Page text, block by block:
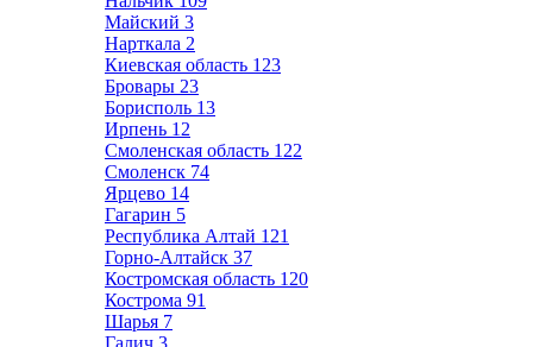
Майский 3
Нарткала 2
Киевская область 123
Бровары 23
Борисполь 13
Ирпень 12
Смоленская область 122
Смоленск 74
Ярцево 14
Гагарин 5
Республика Алтай 121
Горно-Алтайск 37
Костромская область 120
Кострома 91
Шарья 7
Галич 3